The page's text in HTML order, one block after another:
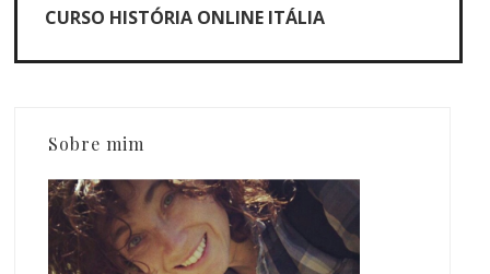
CURSO HISTÓRIA ONLINE ITÁLIA
Sobre mim